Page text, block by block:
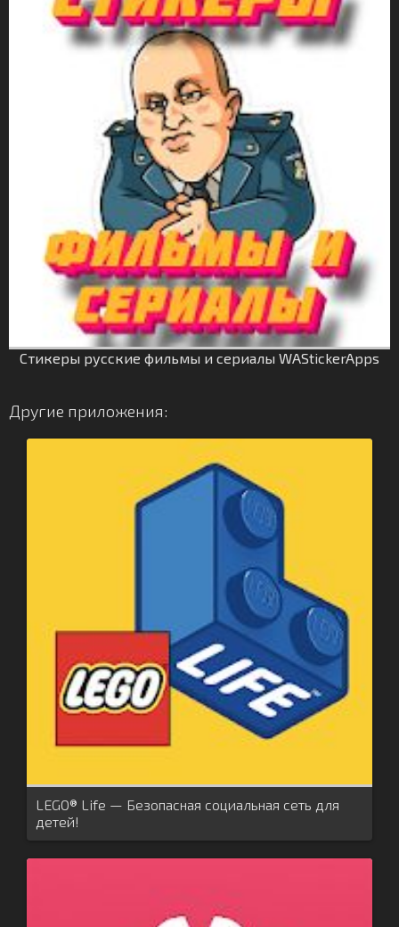
Стикеры русские фильмы и сериалы WAStickerApps
Другие приложения:
LEGO® Life — Безопасная социальная сеть для
детей!